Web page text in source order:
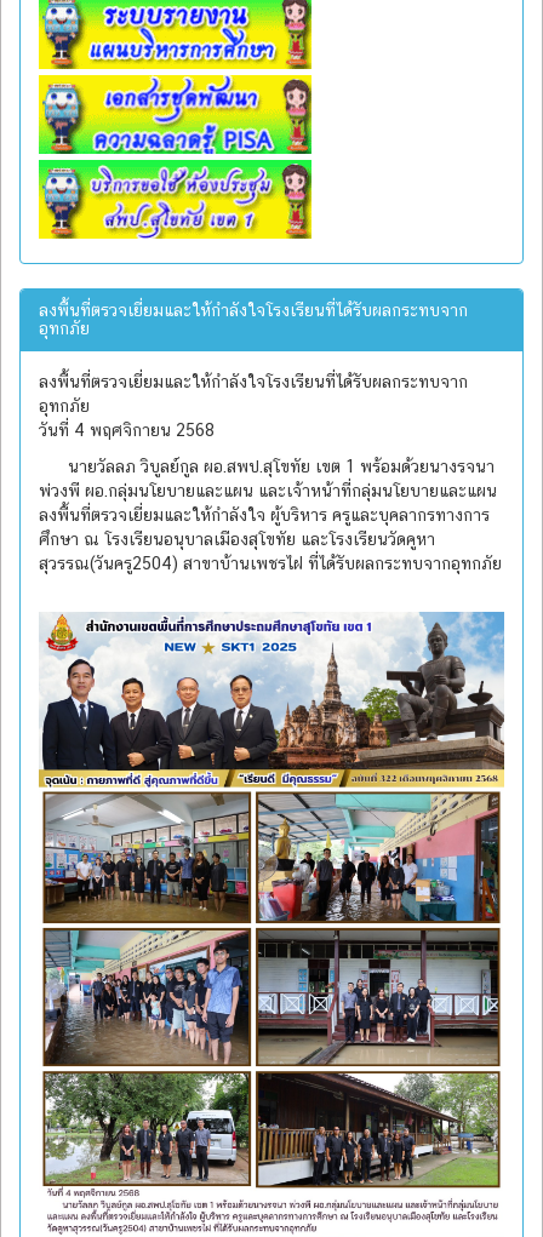
ลงพื้นที่ตรวจเยี่ยมและให้กำลังใจโรงเรียนที่ได้รับผลกระทบจาก
อุทกภัย
ลงพื้นที่ตรวจเยี่ยมและให้กำลังใจโรงเรียนที่ได้รับผลกระทบจาก
อุทกภัย
วันที่ 4 พฤศจิกายน 2568
นายวัลลภ วิบูลย์กูล ผอ.สพป.สุโขทัย เขต 1 พร้อมด้วยนางรจนา
พ่วงพี ผอ.กลุ่มนโยบายและแผน และเจ้าหน้าที่กลุ่มนโยบายและแผน
ลงพื้นที่ตรวจเยี่ยมและให้กำลังใจ ผู้บริหาร ครูและบุคลากรทางการ
ศึกษา ณ โรงเรียนอนุบาลเมืองสุโขทัย และโรงเรียนวัดคูหา
สุวรรณ(วันครู2504) สาขาบ้านเพชรไฝ ที่ได้รับผลกระทบจากอุทกภัย